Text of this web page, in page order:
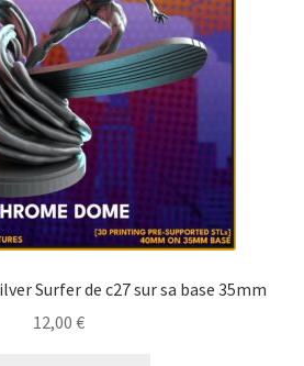
Surfer de c27 sur sa base 35mm
12,00 €